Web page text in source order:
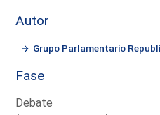
Autor
Grupo Parlamentario
Fase
Debate